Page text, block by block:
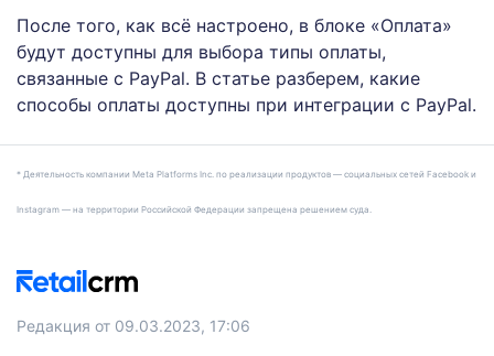
После того, как всё настроено, в блоке «Оплата»
будут доступны для выбора типы оплаты,
связанные с PayPal. В статье разберем, какие
способы оплаты доступны при интеграции с PayPal.
* Деятельность компании Meta Platforms Inc. по реализации продуктов — социальных сетей Facebook и
Instagram — на территории Российской Федерации запрещена решением суда.
Редакция от 09.03.2023, 17:06